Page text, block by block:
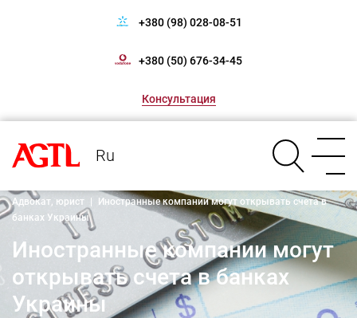
+380 (98) 028-08-51
+380 (50) 676-34-45
Консультация
Ru
Адвокат, юрист
Иностранные компании могут открывать счета в
банках Украины
Иностранные компании могут
открывать счета в банках
Украины